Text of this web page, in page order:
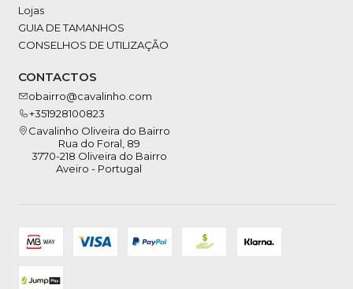
Lojas
GUIA DE TAMANHOS
CONSELHOS DE UTILIZAÇÃO
CONTACTOS
obairro@cavalinho.com
+351928100823
Cavalinho Oliveira do Bairro
Rua do Foral, 89
3770-218 Oliveira do Bairro
Aveiro - Portugal